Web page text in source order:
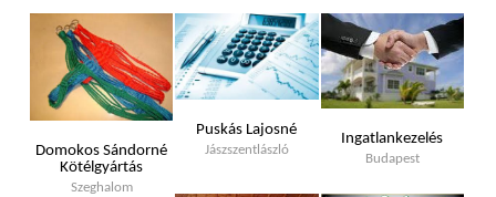
Domokos Sándorné
Kötélgyártás
Szeghalom
Puskás Lajosné
Jászszentlászló
Ingatlankezelés
Budapest